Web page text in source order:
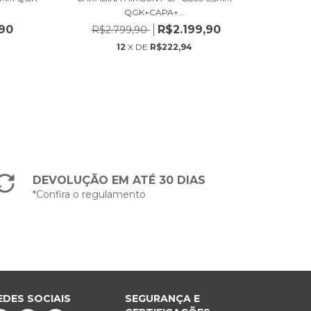
QGK+CAPA+...
R$2.799,90 R$2.199,90
12 X DE R$222,94
DEVOLUÇÃO EM ATÉ 30 DIAS
*Confira o regulamento
SOCIAIS
SEGURANÇA E